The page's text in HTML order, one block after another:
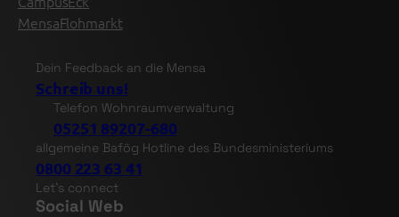
MensaFlohmarkt
Dein Feedback an die Mensa
Schreib uns!
Telefon Wohnraumverwaltung
05251 89207-680
allgemeine Bafög Hotline des Bundesministeriums
0800 223 63 41
Let’s connect
Social Web